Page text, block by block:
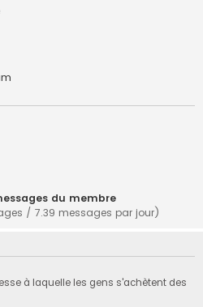
du membre
/ 7.39 messages par jour)
à laquelle les gens s'achètent des